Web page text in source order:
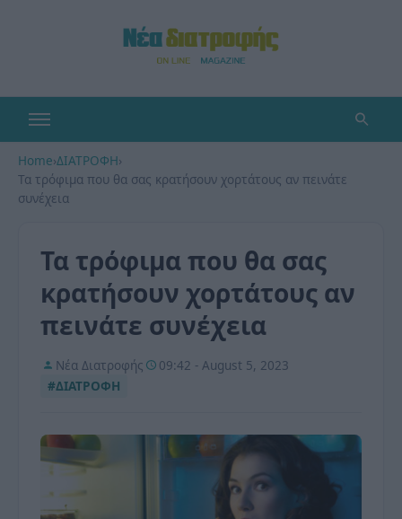
Home›ΔΙΑΤΡΟΦΗ›
Τα τρόφιμα που θα σας κρατήσουν χορτάτους αν πεινάτε
συνέχεια
Τα τρόφιμα που θα σας
κρατήσουν χορτάτους αν
πεινάτε συνέχεια
Νέα Διατροφής
09:42 - August 5, 2023
#ΔΙΑΤΡΟΦΗ